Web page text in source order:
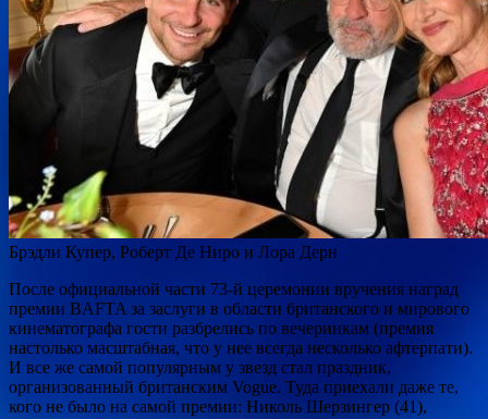
Брэдли Купер, Роберт Де Ниро и Лора Дерн
После официальной части 73-й церемонии вручения наград
премии BAFTA за заслуги в области британского и мирового
кинематографа гости разбрелись по вечеринкам (премия
настолько масштабная, что у нее всегда несколько афтерпати).
И все же самой популярным у звезд стал праздник,
организованный британским Vogue. Туда приехали даже те,
кого не было на самой премии: Николь Шерзингер (41),